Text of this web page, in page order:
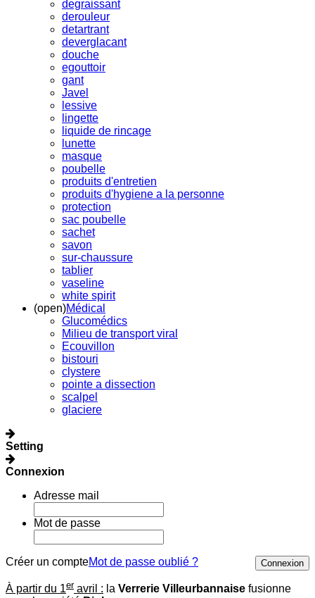
degraissant
derouleur
detartrant
deverglacant
douche
egouttoir
gant
Javel
lessive
lingette
liquide de rincage
lunette
masque
poubelle
produits d'entretien
produits d'hygiene a la personne
protection
sac poubelle
sachet
savon
sur-chaussure
tablier
vaseline
white spirit
(open)Médical
Glucomédics
Milieu de transport viral
Ecouvillon
bistouri
clystere
pointe a dissection
scalpel
glaciere
Setting
Connexion
Adresse mail
Mot de passe
Créer un compte Connexion
Mot de passe oublié ?
À partir du 1er avril : la Verrerie Villeurbannaise fusionne